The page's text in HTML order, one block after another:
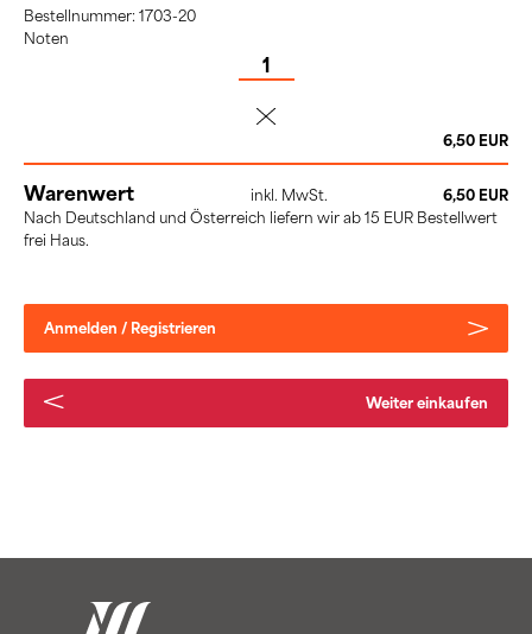
Bestellnummer: 1703-20
Noten
löschen
6,50 EUR
Warenwert inkl. MwSt.
6,50 EUR
Nach Deutschland und Österreich liefern wir ab 15 EUR Bestellwert
frei Haus.
Weiter einkaufen
Anmelden / Registrieren